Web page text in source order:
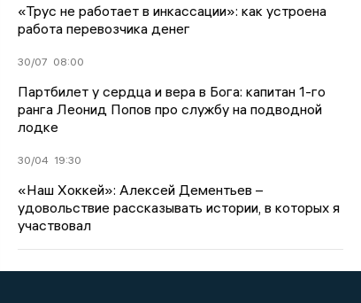
«Трус не работает в инкассации»: как устроена
работа перевозчика денег
30/07 08:00
Партбилет у сердца и вера в Бога: капитан 1-го
ранга Леонид Попов про службу на подводной
лодке
30/04 19:30
«Наш Хоккей»: Алексей Дементьев –
удовольствие рассказывать истории, в которых я
участвовал